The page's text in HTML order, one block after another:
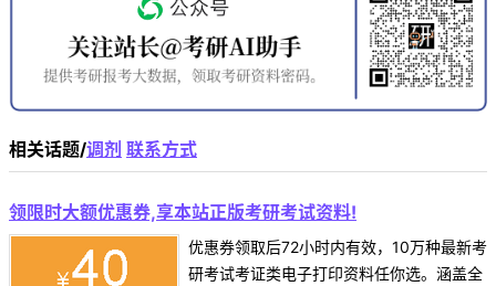
相关话题/调剂 联系方式
领限时大额优惠券,享本站正版考研考试资料!
优惠券领取后72小时内有效，10万种最新考
研考试考证类电子打印资料任你选。涵盖全